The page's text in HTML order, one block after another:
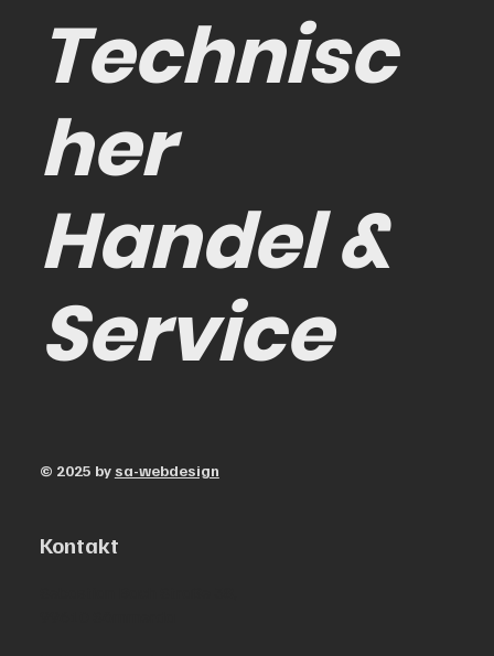
Technisc
her
Handel &
Service
© 2025 by sa-webdesign
Kontakt